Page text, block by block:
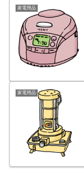
家電用品
家電用品